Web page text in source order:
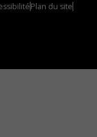
Plan du site